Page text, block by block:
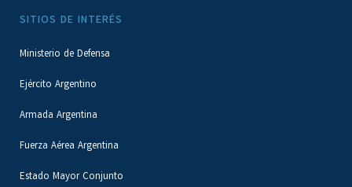
SITIOS DE INTERÉS
Ministerio de Defensa
Ejército Argentino
Armada Argentina
Fuerza Aérea Argentina
Estado Mayor Conjunto